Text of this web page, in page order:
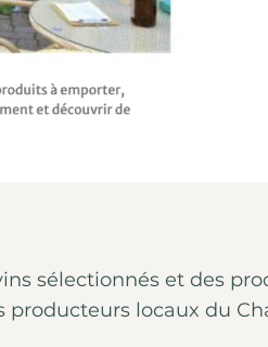
sélectionnés et des
locaux du